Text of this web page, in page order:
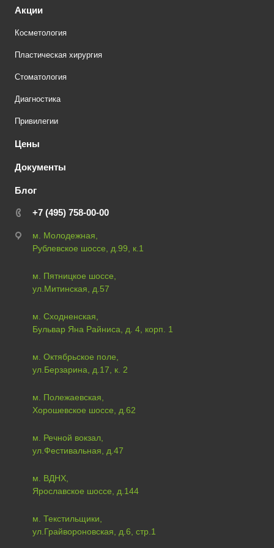
Акции
Косметология
Пластическая хирургия
Стоматология
Диагностика
Привилегии
Цены
Документы
Блог
+7 (495) 758-00-00
м. Молодежная,
Рублевское шоссе, д.99, к.1
м. Пятницкое шоссе,
ул.Митинская, д.57
м. Сходненская,
Бульвар Яна Райниса, д. 4, корп. 1
м. Октябрьское поле,
ул.Берзарина, д.17, к. 2
м. Полежаевская,
Хорошевское шоссе, д.62
м. Речной вокзал,
ул.Фестивальная, д.47
м. ВДНХ,
Ярославское шоссе, д.144
м. Текстильщики,
ул.Грайвороновская, д.6, стр.1